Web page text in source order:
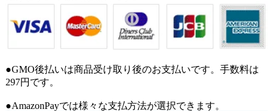
●GMO後払いは商品受け取り後のお支払いです。手数料は
297円です。
●AmazonPayでは様々な支払方法が選択できます。